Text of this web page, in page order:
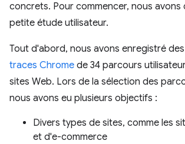
concrets. Pour commencer, nous avons
petite étude utilisateur.
Tout d'abord, nous avons enregistré
traces Chrome de 34 parcours
sites Web. Lors de la sélection des
nous avons eu plusieurs objectifs :
Divers types de sites, comme les
et d'e-commerce